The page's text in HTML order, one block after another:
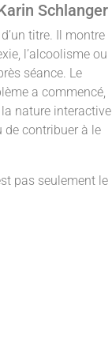
Schlanger
titre. Il montre
l’alcoolisme ou
séance. Le
a commencé,
nature interactive
de contribuer à le
pas seulement le